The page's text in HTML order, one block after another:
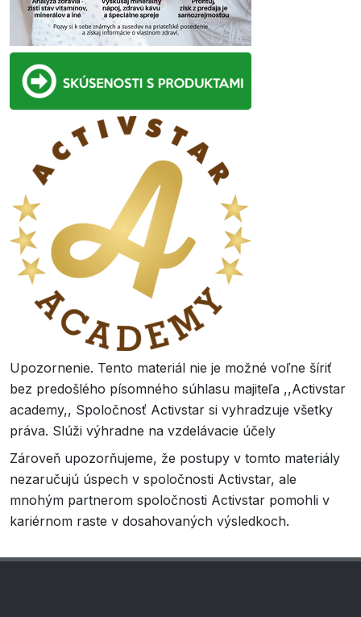
Upozornenie. Tento materiál nie je možné voľne šíriť
bez predošlého písomného súhlasu majiteľa ,,Activstar
academy,, Spoločnosť Activstar si vyhradzuje všetky
práva. Slúži výhradne na vzdelávacie účely
Zároveň upozorňujeme, že postupy v tomto materiály
nezaručujú úspech v spoločnosti Activstar, ale
mnohým partnerom spoločnosti Activstar pomohli v
kariérnom raste v dosahovaných výsledkoch.